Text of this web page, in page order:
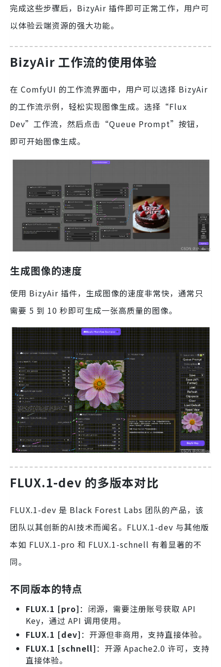
完成这些步骤后，BizyAir 插件即可正常工作，用户可
以体验云端资源的强大功能。
BizyAir 工作流的使用体验
在 ComfyUI 的工作流界面中，用户可以选择 BizyAir
的工作流示例，轻松实现图像生成。选择“Flux
Dev”工作流，然后点击“Queue Prompt”按钮，
即可开始图像生成。
生成图像的速度
使用 BizyAir 插件，生成图像的速度非常快，通常只
需要 5 到 10 秒即可生成一张高质量的图像。
FLUX.1-dev 的多版本对比
FLUX.1-dev 是 Black Forest Labs 团队的产品，该
团队以其创新的AI技术而闻名。FLUX.1-dev 与其他版
本如 FLUX.1-pro 和 FLUX.1-schnell 有着显著的不
同。
不同版本的特点
FLUX.1 [pro]：闭源，需要注册账号获取 API
Key，通过 API 调用使用。
FLUX.1 [dev]：开源但非商用，支持直接体验。
FLUX.1 [schnell]：开源 Apache2.0 许可，支持
直接体验。